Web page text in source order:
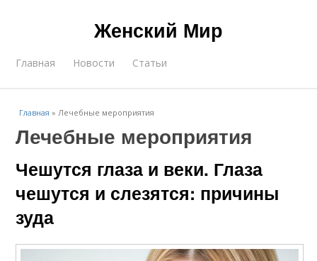
Женский Мир
Главная Новости Статьи
Главная »Лечебные мероприятия
Лечебные мероприятия
Чешутся глаза и веки. Глаза
чешутся и слезятся: причины
зуда